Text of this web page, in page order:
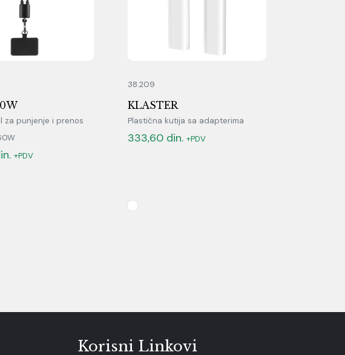
za punjenje i prenos
+PDV
38.209
KLASTER
Plastična kutija sa adapterima
333,60 din. +PDV
Korisni Linkovi